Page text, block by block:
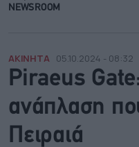
NEWSROOM
ΑΚΙΝΗΤΑ 05.10.2024 - 08:32
Piraeus
ανάπλαση
Πειραιά